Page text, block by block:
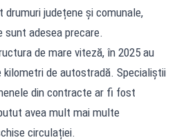
drumuri județene și comunale,
sunt adesea precare.
de mare viteză, în 2025 au
kilometri de autostradă. Specialiștii
din contracte ar fi fost
avea mult mai multe
circulației.